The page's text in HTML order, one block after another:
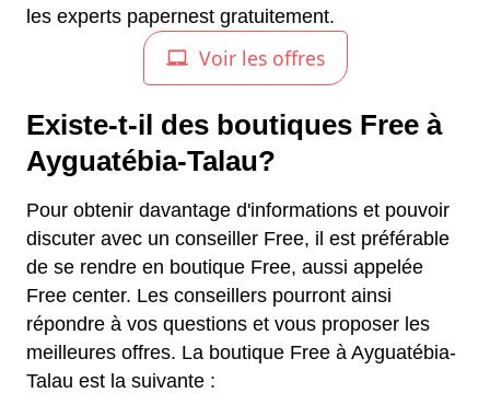
les experts papernest gratuitement.
Existe-t-il des boutiques Free à
Ayguatébia-Talau?
Pour obtenir davantage d'informations et pouvoir
discuter avec un conseiller Free, il est préférable
de se rendre en boutique Free, aussi appelée
Free center. Les conseillers pourront ainsi
répondre à vos questions et vous proposer les
meilleures offres. La boutique Free à Ayguatébia-
Talau est la suivante :